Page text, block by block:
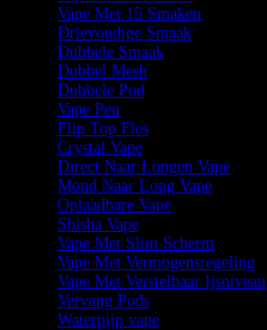
Vape Met 15 Smaken
Drievoudige Smaak
Dubbele Smaak
Dubbel Mesh
Dubbele Pod
Vape Pen
Flip Top Fles
Crystal Vape
Direct Naar Longen Vape
Mond Naar Long Vape
Oplaadbare Vape
Shisha Vape
Vape Met Slim Scherm
Vape Met Vermogensregeling
Vape Met Verstelbaar Ijsniveau
Vervang Pods
Waterpijp vape